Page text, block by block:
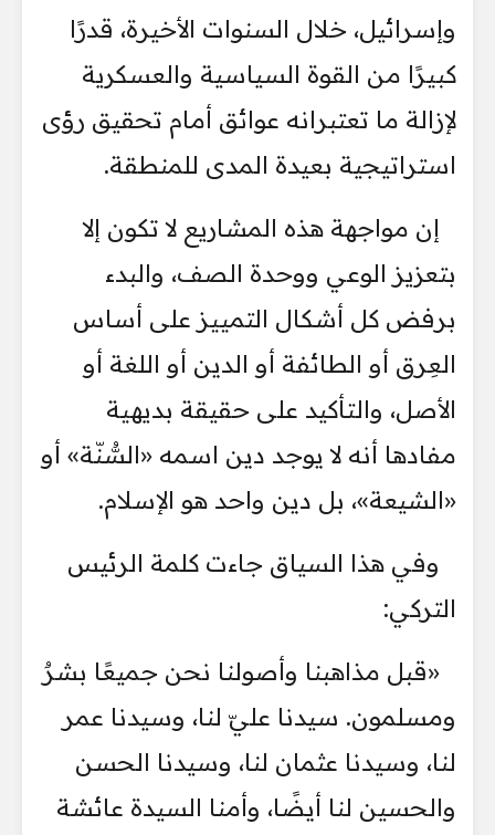
وإسرائيل، خلال السنوات الأخيرة، قدرًا
كبيرًا من القوة السياسية والعسكرية
لإزالة ما تعتبرانه عوائق أمام تحقيق رؤى
استراتيجية بعيدة المدى للمنطقة.
إن مواجهة هذه المشاريع لا تكون إلا
بتعزيز الوعي ووحدة الصف، والبدء
برفض كل أشكال التمييز على أساس
العِرق أو الطائفة أو الدين أو اللغة أو
الأصل، والتأكيد على حقيقة بديهية
مفادها أنه لا يوجد دين اسمه «السُّنّة» أو
«الشيعة»، بل دين واحد هو الإسلام.
وفي هذا السياق جاءت كلمة الرئيس
التركي:
«قبل مذاهبنا وأصولنا نحن جميعًا بشرٌ
ومسلمون. سيدنا عليّ لنا، وسيدنا عمر
لنا، وسيدنا عثمان لنا، وسيدنا الحسن
والحسين لنا أيضًا، وأمنا السيدة عائشة